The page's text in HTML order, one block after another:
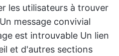
les utilisateurs à trouver
message convivial
est introuvable Un lien
et d'autres sections